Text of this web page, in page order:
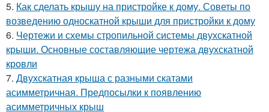
5. Как сделать крышу на пристройке к дому. Советы по
возведению односкатной крыши для пристройки к дому
6. Чертежи и схемы стропильной системы двухскатной
крыши. Основные составляющие чертежа двухскатной
кровли
7. Двухскатная крыша с разными скатами
асимметричная. Предпосылки к появлению
асимметричных крыш